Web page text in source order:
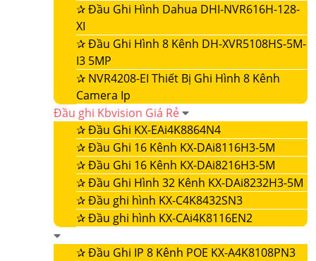
✰Đầu Ghi Hình Dahua DHI-NVR616H-128-
XI
✰Đầu Ghi Hình 8 Kênh DH-XVR5108HS-5M-
I3 5MP
✰ NVR4208-EI Thiết Bị Ghi Hình 8 Kênh
Camera Ip
Đầu ghi Kbvision Giá Rẻ
✰Đầu Ghi KX-EAi4K8864N4
✰Đầu Ghi 16 Kênh KX-DAi8116H3-5M
✰Đầu Ghi 16 Kênh KX-DAi8216H3-5M
✰Đầu Ghi Hình 32 Kênh KX-DAi8232H3-5M
✰Đầu ghi hình KX-C4K8432SN3
✰Đầu ghi hình KX-CAi4K8116EN2
✰Đầu Ghi IP 8 Kênh POE KX-A4K8108PN3